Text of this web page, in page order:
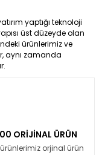
yaptığı teknoloji
üst düzeyde olan
ürünlerimiz ve
aynı zamanda
ORİJİNAL ÜRÜN
orjinal ürün